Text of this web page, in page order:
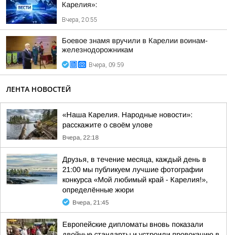
Карелия»:
Вчера, 20:55
Боевое знамя вручили в Карелии воинам-
железнодорожникам
Вчера, 09:59
ЛЕНТА НОВОСТЕЙ
«Наша Карелия. Народные новости»:
расскажите о своём улове
Вчера, 22:18
Друзья, в течение месяца, каждый день в
21:00 мы публикуем лучшие фотографии
конкурса «Мой любимый край - Карелия!»,
определённые жюри
Вчера, 21:45
Европейские дипломаты вновь показали